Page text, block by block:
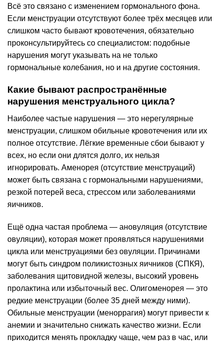
Всё это связано с изменением гормонального фона.
Если менструации отсутствуют более трёх месяцев или
слишком часто бывают кровотечения, обязательно
проконсультируйтесь со специалистом: подобные
нарушения могут указывать на не только
гормональные колебания, но и на другие состояния.
Какие бывают распространённые
нарушения менструального цикла?
Наиболее частые нарушения — это нерегулярные
менструации, слишком обильные кровотечения или их
полное отсутствие. Лёгкие временные сбои бывают у
всех, но если они длятся долго, их нельзя
игнорировать. Аменорея (отсутствие менструаций)
может быть связана с гормональными нарушениями,
резкой потерей веса, стрессом или заболеваниями
яичников.
Ещё одна частая проблема — ановуляция (отсутствие
овуляции), которая может проявляться нарушениями
цикла или менструациями без овуляции. Причинами
могут быть синдром поликистозных яичников (СПКЯ),
заболевания щитовидной железы, высокий уровень
пролактина или избыточный вес. Олигоменорея — это
редкие менструации (более 35 дней между ними).
Обильные менструации (меноррагия) могут привести к
анемии и значительно снижать качество жизни. Если
приходится менять прокладку чаще, чем раз в час, или